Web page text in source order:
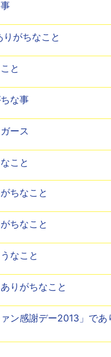
がちなこと
と
な事
ース
こと
ちなこと
ちなこと
なこと
りがちなこと
ン感謝デー2013」であ